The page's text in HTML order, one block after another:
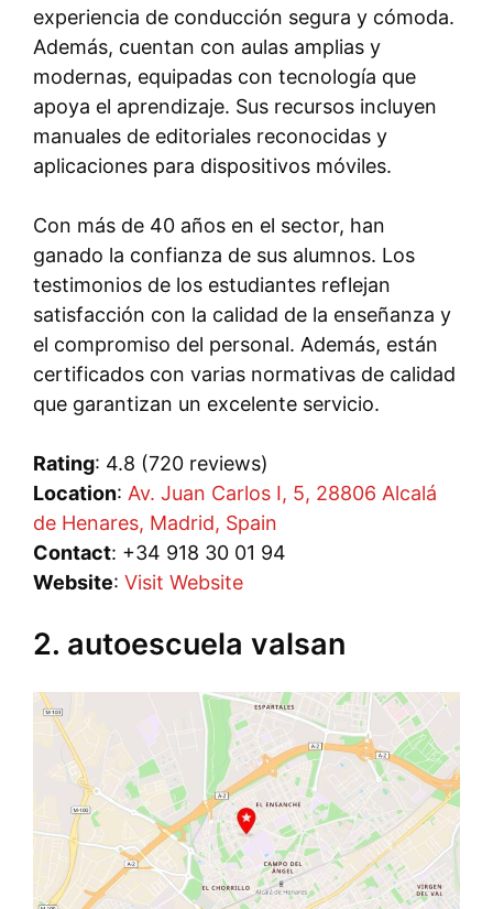
experiencia de conducción segura y cómoda.
Además, cuentan con aulas amplias y
modernas, equipadas con tecnología que
apoya el aprendizaje. Sus recursos incluyen
manuales de editoriales reconocidas y
aplicaciones para dispositivos móviles.
Con más de 40 años en el sector, han
ganado la confianza de sus alumnos. Los
testimonios de los estudiantes reflejan
satisfacción con la calidad de la enseñanza y
el compromiso del personal. Además, están
certificados con varias normativas de calidad
que garantizan un excelente servicio.
Rating: 4.8 (720 reviews)
Location: Av. Juan Carlos I, 5, 28806 Alcalá
de Henares, Madrid, Spain
Contact: +34 918 30 01 94
Website: Visit Website
2. autoescuela valsan